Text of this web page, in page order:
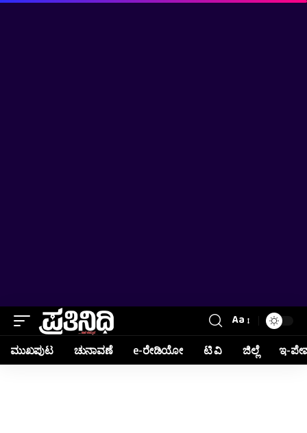
Aa
ಮುಖಪುಟ ಚುನಾವಣೆ e-ರೇಡಿಯೋ ಟಿ ವಿ ಜಿಲ್ಲೆ ಇ-